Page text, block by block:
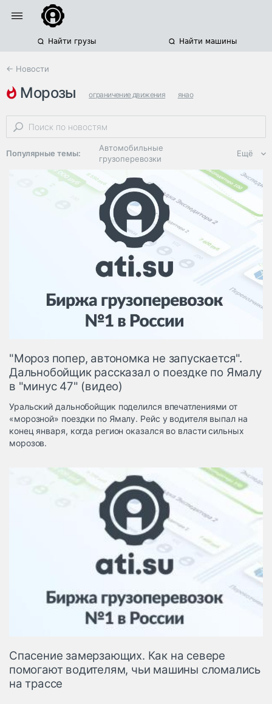
Найти грузы Найти машины
← Новости
морозы ограничение движения янао
челябинская область
Популярные темы:
Автомобильные
грузоперевозки
Региональная
логистика
ЭДО, ИТ в
логистике
Дороги,
инфраструктура
Логистика, грузы
Негабаритные и
опасные грузы
Безопасность и
Таможня и ВЭД
Склады и
терминалы
Коммерческий
транспорт
Автосервис,
запчасти, шины
Топливо, масла и
автохимия
Дзен
Ещё
"Мороз попер, автономка не запускается".
Дальнобойщик рассказал о поездке по Ямалу
в "минус 47" (видео)
Уральский дальнобойщик поделился впечатлениями от
«морозной» поездки по Ямалу. Рейс у водителя выпал на
конец января, когда регион оказался во власти сильных
морозов.
Спасение замерзающих. Как на севере
помогают водителям, чьи машины сломались
на трассе